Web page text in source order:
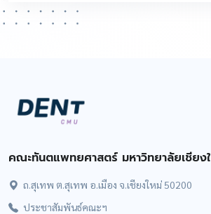
คณะทันตแพทยศาสตร์ มหาวิทยาลัยเชียง
ถ.สุเทพ ต.สุเทพ อ.เมือง จ.เชียงใหม่ 50200
ประชาสัมพันธ์คณะฯ